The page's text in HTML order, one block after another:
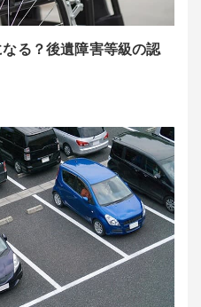
る？後遺障害等級の認